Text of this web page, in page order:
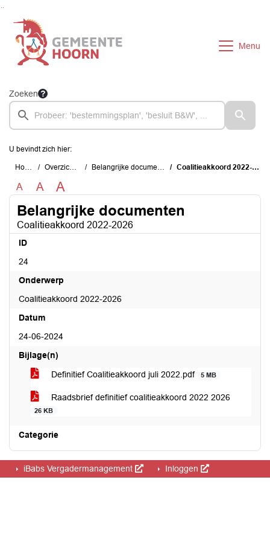
Menu
Zoeken
U bevindt zich hier:
Home Overzichten Belangrijke documenten Coalitieakkoord 2022-2026
A A A
Belangrijke documenten
Coalitieakkoord 2022-2026
ID
24
Onderwerp
Coalitieakkoord 2022-2026
Datum
24-06-2024
Bijlage(n)
Definitief Coalitieakkoord juli 2022.pdf
5 MB
Raadsbrief definitief coalitieakkoord 2022 2026
26 KB
Categorie
iBabs Vergadermanagement Inloggen